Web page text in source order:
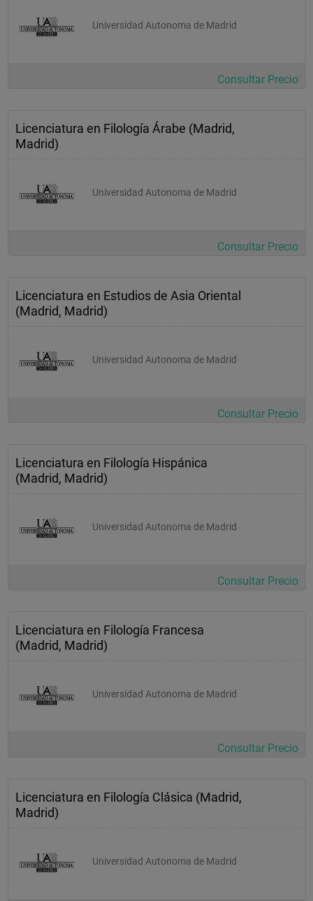
4
44
ASIGNATURA
ORDENACIÓN TEMPORAL
TOTAL
Textos griegos I Troncal
1er. Semestre
Textos latinos I "
4
"
Universidad Autonoma de Madrid
Consultar Precio
Licenciatura en Filología Árabe (Madrid,
Madrid)
Universidad Autonoma de Madrid
Consultar Precio
Licenciatura en Estudios de Asia Oriental
(Madrid, Madrid)
Universidad Autonoma de Madrid
Consultar Precio
Licenciatura en Filología Hispánica
(Madrid, Madrid)
Universidad Autonoma de Madrid
Consultar Precio
Licenciatura en Filología Francesa
(Madrid, Madrid)
Universidad Autonoma de Madrid
Consultar Precio
Licenciatura en Filología Clásica (Madrid,
Madrid)
Universidad Autonoma de Madrid